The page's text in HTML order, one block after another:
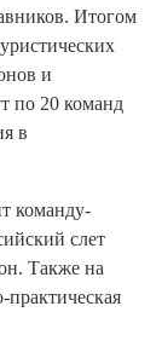
Итогом
и
по 20 команд
в
команду-
слет
Также на
практическая